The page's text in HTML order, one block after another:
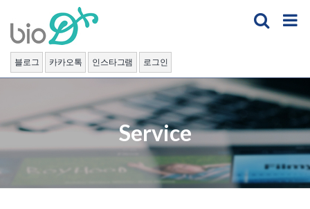
content
블로그 카카오톡 인스타그램 로그인
Service